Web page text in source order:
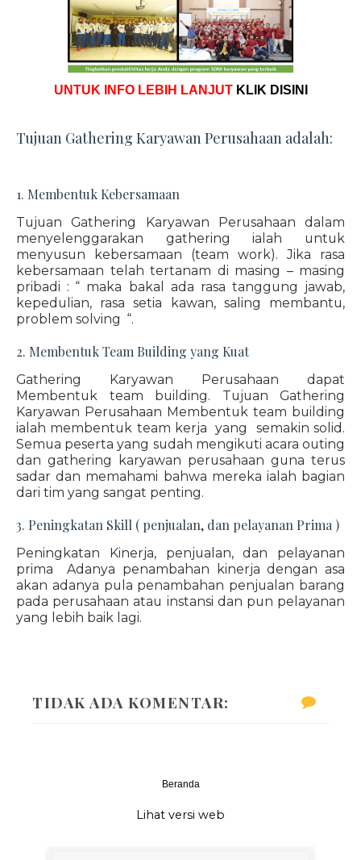
UNTUK INFO LEBIH LANJUT KLIK DISINI
Tujuan Gathering Karyawan Perusahaan adalah:
1. Membentuk Kebersamaan
Tujuan Gathering Karyawan Perusahaan dalam
menyelenggarakan gathering ialah untuk
menyusun kebersamaan (team work). Jika rasa
kebersamaan telah tertanam di masing – masing
pribadi : “ maka bakal ada rasa tanggung jawab,
kepedulian, rasa setia kawan, saling membantu,
problem solving “.
2. Membentuk Team Building yang Kuat
Gathering Karyawan Perusahaan dapat
Membentuk team building. Tujuan Gathering
Karyawan Perusahaan Membentuk team building
ialah membentuk team kerja yang semakin solid.
Semua peserta yang sudah mengikuti acara outing
dan gathering karyawan perusahaan guna terus
sadar dan memahami bahwa mereka ialah bagian
dari tim yang sangat penting.
3. Peningkatan Skill ( penjualan, dan pelayanan Prima )
Peningkatan Kinerja, penjualan, dan pelayanan
prima Adanya penambahan kinerja dengan asa
akan adanya pula penambahan penjualan barang
pada perusahaan atau instansi dan pun pelayanan
yang lebih baik lagi.
TIDAK ADA KOMENTAR:
Beranda
Lihat versi web